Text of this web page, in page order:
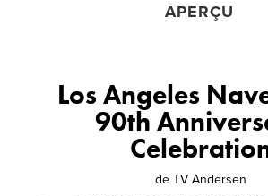
APERÇU
Los Angeles
90th
de TV Andersen